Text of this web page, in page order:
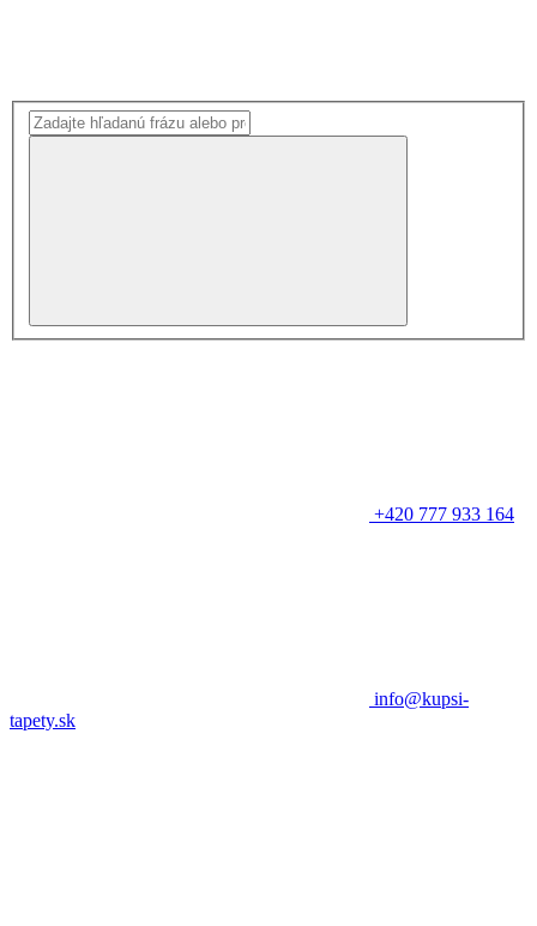
+420 777 933 164
info@kupsi-
tapety.sk